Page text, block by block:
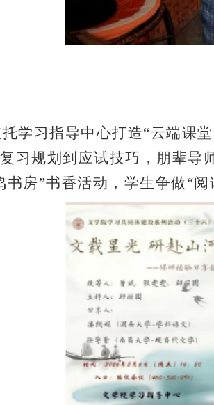
学习指导中心打造“云端课
习规划到应试技巧，朋辈导
书房”书香活动，学生争做“